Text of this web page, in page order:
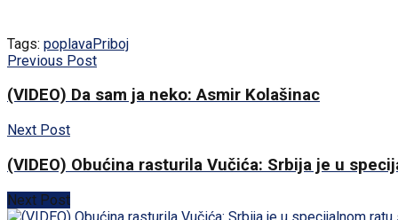
Tags: poplavaPriboj
Previous Post
(VIDEO) Da sam ja neko: Asmir Kolašinac
Next Post
(VIDEO) Obućina rasturila Vučića: Srbija je u
Next Post